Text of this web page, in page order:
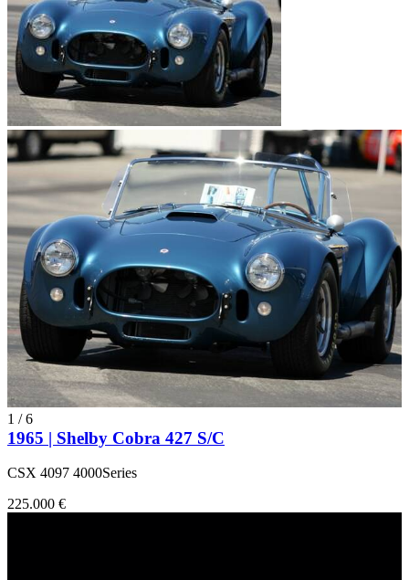
1 /6
1965 | Shelby Cobra 427 S/C
CSX 4097 4000Series
225.000 €